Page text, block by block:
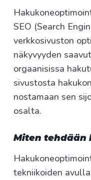
SEO (Search
verkkosivuston
näkyvyyden
orgaanisissa
sivustosta
nostamaan sen
osalta.
Miten tehdään
tekniikoiden